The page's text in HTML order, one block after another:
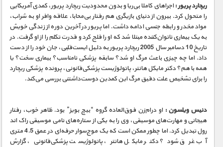
ریچارد پریور : اجراهای کاملا بی‌ریا و بدون محدودیت ریچارد پریور، کمدی آمریکایی
را متحول کرد. بیرون از دنیای بازیگری هم رفتار بی‌محابا، علاقه وافر او به شراب،
مواد مخدر و رابطه جنسی ادامه داشت. اما پریور در آخرین دوره از زندگی خویش
به یک بیماری ناتوان‌کننده مبتلا شد که او را فلج کرد و قدرت تکلم را از او گرفت. در
تاریخ 10 دسامبر سال 2005 ریچارد پریور به دلیل ایست‌قلبی، جان خود را از دست
داد. اما چه چیزی باعث مرگ او شد؟ سابقه پزشکی نامناسب؟ بیماری سخت؟ یا
همه با هم؟ دکتر مایکل هانتر، پاتولوژیست پزشکی‌قانونی، پرونده پزشکی ریچارد
را برای تشخیص علت دقیق مرگ این کمدین دوست‌داشتنی بررسی می‌کند.
دنیس ویلسون : او درام‌زن فوق‌العاده گروه “بیچ بویز” بود. ظاهر خوب، رفتار
هیجانی و مهارت‌های موسیقی، وی را به یکی از ستاره‌های نامی موسیقی راک اند
رول تبدیل کرد. اما چطور ممکن است که یک موج‌سوار حرفه‌ای در عمق 4.5 متری
آب غرق شود؟ دکتر مایکل هانتر، پاتولوژیست پزشکی‌قانونی، گزارش